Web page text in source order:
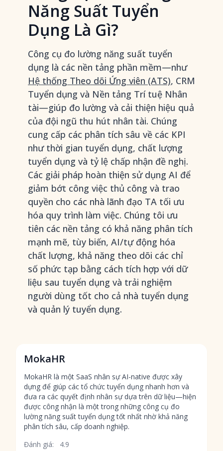
Năng Suất Tuyển
Dụng Là Gì?
Công cụ đo lường năng suất tuyển
dụng là các nền tảng phần mềm—như
Hệ thống Theo dõi Ứng viên (ATS), CRM
Tuyển dụng và Nền tảng Trí tuệ Nhân
tài—giúp đo lường và cải thiện hiệu quả
của đội ngũ thu hút nhân tài. Chúng
cung cấp các phân tích sâu về các KPI
như thời gian tuyển dụng, chất lượng
tuyển dụng và tỷ lệ chấp nhận đề nghị.
Các giải pháp hoàn thiện sử dụng AI để
giảm bớt công việc thủ công và trao
quyền cho các nhà lãnh đạo TA tối ưu
hóa quy trình làm việc. Chúng tôi ưu
tiên các nền tảng có khả năng phân tích
mạnh mẽ, tùy biến, AI/tự động hóa
chất lượng, khả năng theo dõi các chỉ
số phức tạp bằng cách tích hợp với dữ
liệu sau tuyển dụng và trải nghiệm
người dùng tốt cho cả nhà tuyển dụng
và quản lý tuyển dụng.
MokaHR
MokaHR là một SaaS nhân sự AI-native được xây
dựng để giúp các tổ chức tuyển dụng nhanh hơn và
đưa ra các quyết định nhân sự dựa trên dữ liệu—hiện
được công nhận là một trong những công cụ đo
lường năng suất tuyển dụng tốt nhất nhờ khả năng
phân tích sâu, cấp doanh nghiệp.
Đánh giá:
4.9